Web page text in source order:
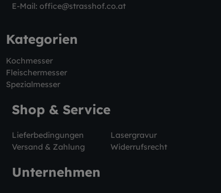
E-Mail: office@strasshof.co.at
Kategorien
Kochmesser
Fleischermesser
Spezialmesser
Shop & Service
Lieferbedingungen
Lasergravur
Versand & Zahlung
Widerrufsrecht
Unternehmen